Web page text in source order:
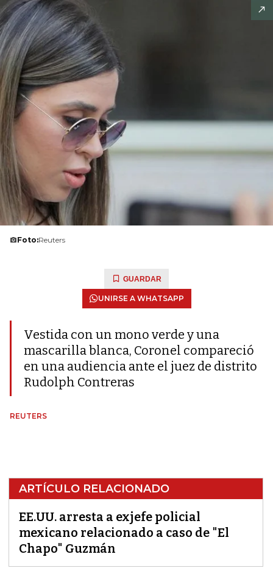
Foto:Reuters
GUARDAR
UNIRSE A WHATSAPP
Vestida con un mono verde y una
mascarilla blanca, Coronel compareció
en una audiencia ante el juez de distrito
Rudolph Contreras
REUTERS
ARTÍCULO RELACIONADO
EE.UU. arresta a exjefe policial
mexicano relacionado a caso de "El
Chapo" Guzmán